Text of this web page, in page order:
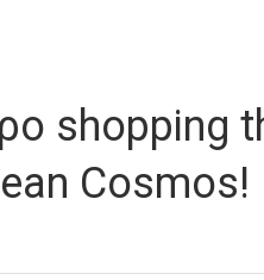
shopping
Cosmos!